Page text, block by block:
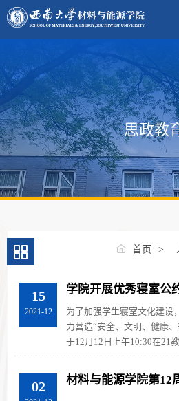
思政教
首页 >
15
2021-12
学院开展优秀寝室公
为了加强学生寝室文化建设
力营造“安全、文明、健康
于12月12日上午10:30在21
约评比决赛。参加本次决赛
02
材料与能源学院第12